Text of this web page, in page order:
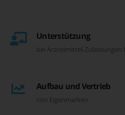
Unterstützung
bei Arzneimittel-
Aufbau und Vertrieb
von Eigenmarken